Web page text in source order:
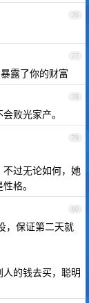
76
77
露了你的财富
78
败光家产。
79
过无论如何，她
格。
80
，保证第二天就
的钱去买，聪明